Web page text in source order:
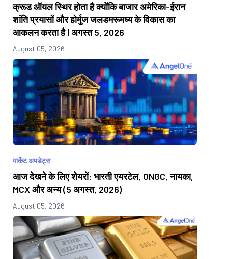
क्रूड ऑयल स्थिर होता है क्योंकि बाजार अमेरिका-ईरान
शांति प्रयासों और होर्मुज जलडमरूमध्य के विकास का
आकलन करता है | अगस्त 5, 2026
August 05, 2026
मार्केट अपडेट्स
आज देखने के लिए शेयरों: भारती एयरटेल, ONGC, नायका,
MCX और अन्य (5 अगस्त, 2026)
August 05, 2026